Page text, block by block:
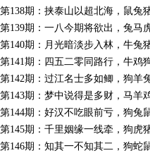
第138期：挟泰山以超北海，鼠兔
第139期：一八今期将欲出，兔马
第140期：月光暗淡步入林，牛兔
第141期：四五二零同路行，牛鸡
第142期：过江名士多如鲫，狗羊
第143期：梦中说得是多财，马羊
第144期：好汉不吃眼前亏，狗兔
第145期：千里姻缘一线牵，狗虎
第146期：知其一不知其二，狗蛇